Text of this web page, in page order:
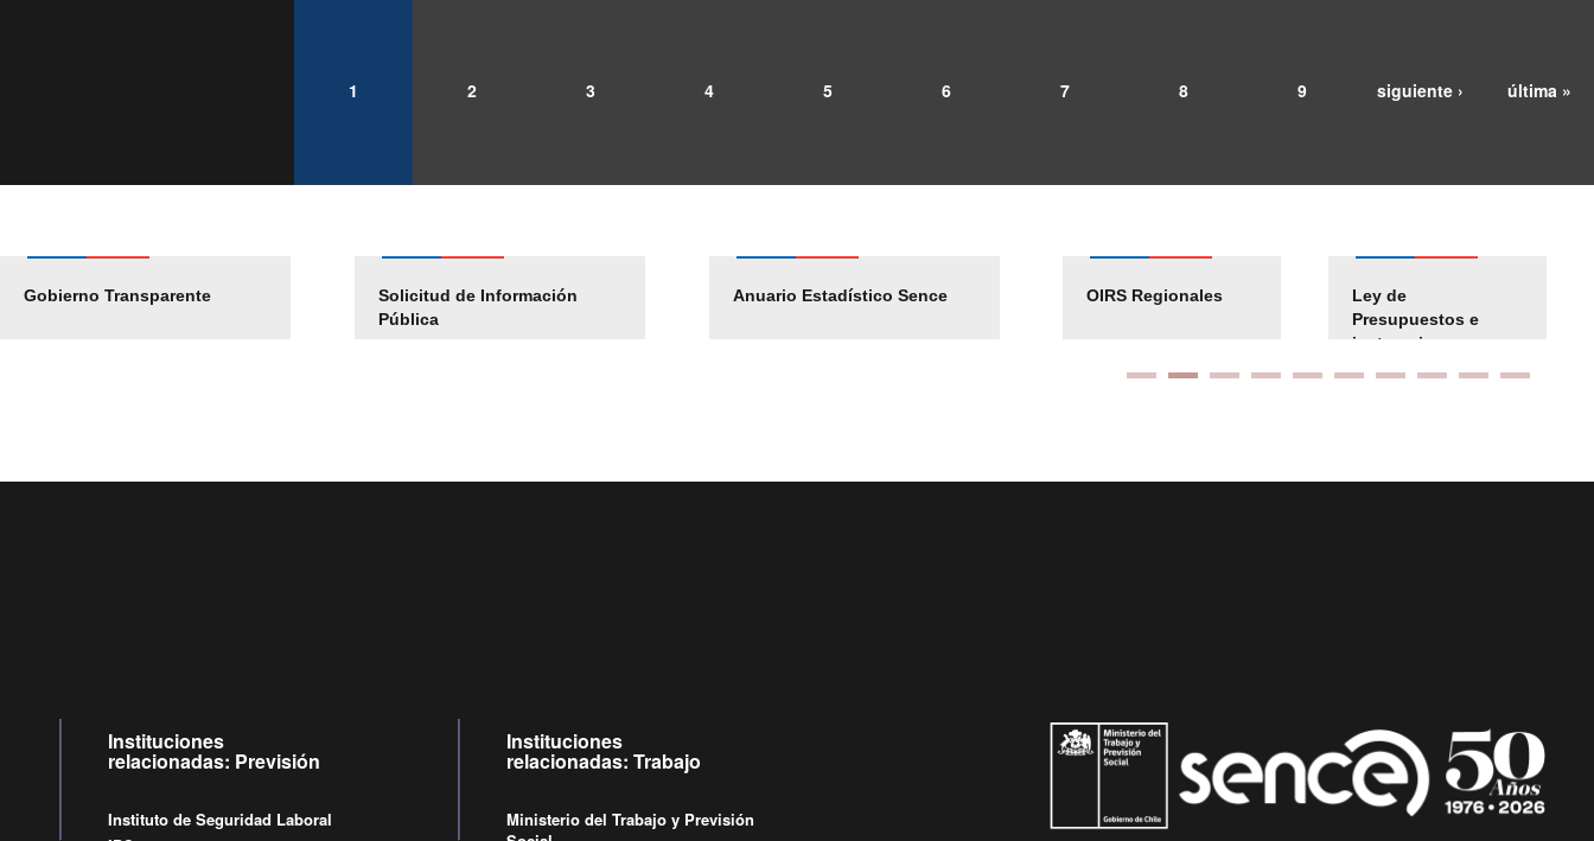
1 2 3 4 5 6 7 8 9 siguiente › última »
Gobierno Transparente
Solicitud de Información
Pública
Anuario Estadístico Sence
Pago Proveedores
Empleos Públicos
Solicitud Audiencias
OIRS Regionales
Ley de
Presupuestos e
instrucciones
Instituciones
relacionadas: Previsión
Instituto de Seguridad Laboral
Instituciones
relacionadas: Trabajo
Ministerio del Trabajo y Previsión